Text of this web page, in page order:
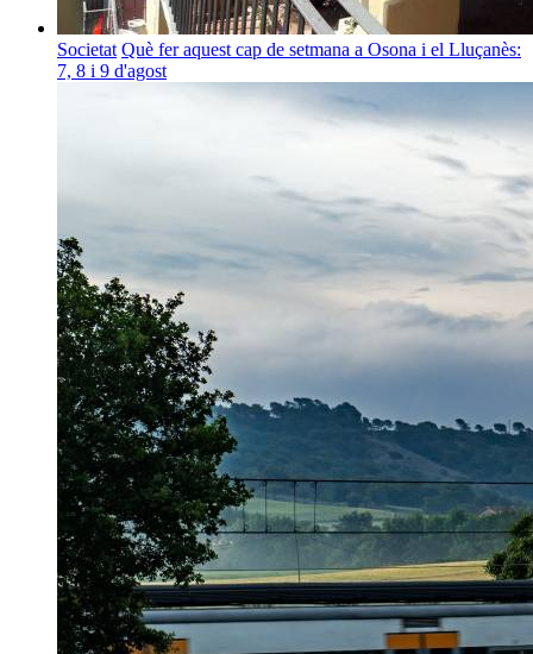
Societat Què fer aquest cap de setmana a Osona i el Lluçanès:
7, 8 i 9 d'agost